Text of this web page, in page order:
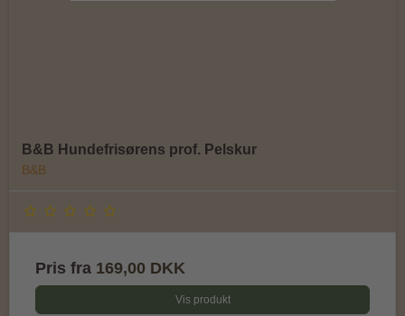
B&B Hundefrisørens prof. Pelskur
B&B
Pris fra 169,00 DKK
Vis produkt